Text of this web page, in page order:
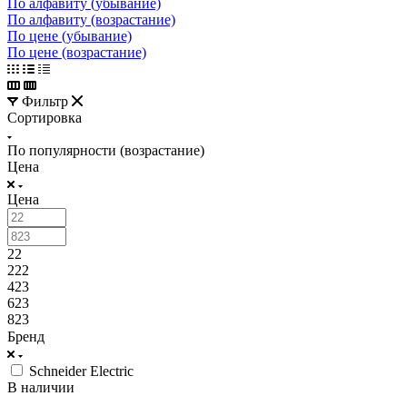
По алфавиту (возрастание)
По цене (убывание)
По цене (возрастание)
Фильтр
Сортировка
По популярности (возрастание)
Цена
Цена
22
222
423
623
823
Бренд
Schneider Electric
В наличии